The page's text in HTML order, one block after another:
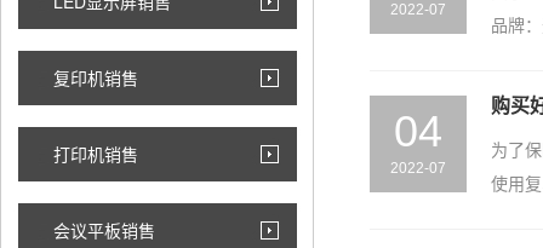
复印机销售
打印机销售
会议平板销售
2022-07
品牌
04
2022-07
购买
为了
使用